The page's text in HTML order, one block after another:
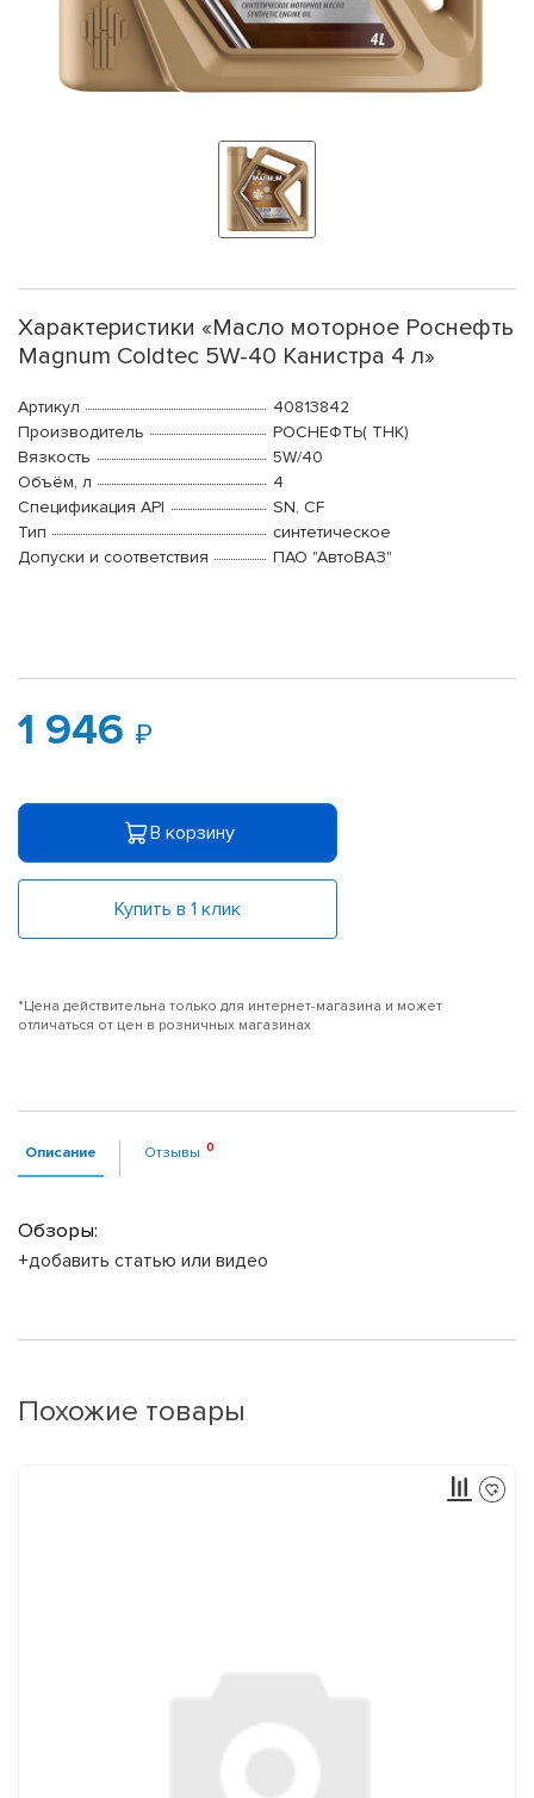
Характеристики «Масло моторное Роснефть
Magnum Coldtec 5W-40 Канистра 4 л»
Артикул
40813842
Производитель
РОСНЕФТЬ( ТНК)
Вязкость
5W/40
Объём, л
4
Спецификация API
SN, CF
Тип
синтетическое
Допуски и соответствия
ПАО "АвтоВАЗ"
1 946
В корзину
Купить в 1 клик
*Цена действительна только для интернет-магазина и может
отличаться от цен в розничных магазинах
Описание Отзывы
Обзоры:
+добавить статью или видео
Похожие товары